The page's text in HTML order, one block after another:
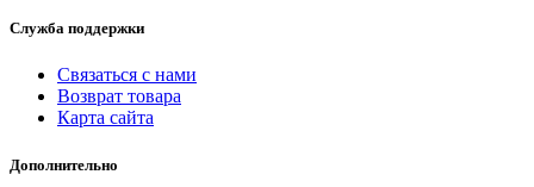
Служба поддержки
Связаться с нами
Возврат товара
Карта сайта
Дополнительно